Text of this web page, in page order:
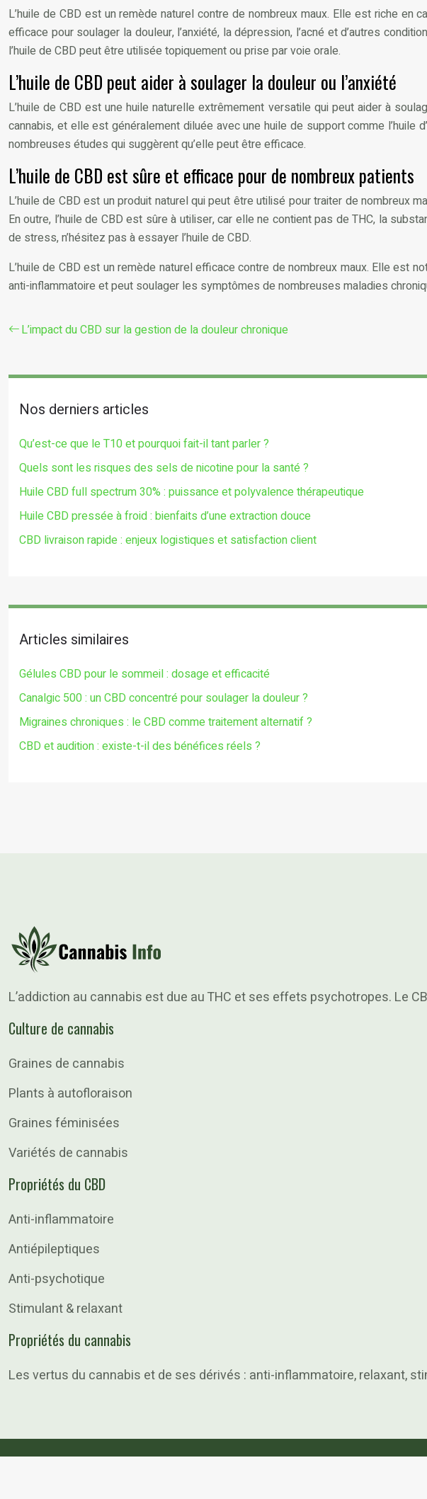
L’huile de CBD est un remède naturel contre de nombreux maux. Elle est riche
efficace pour soulager la douleur, l’anxiété, la dépression, l’acné et d’autres
l’huile de CBD peut être utilisée topiquement ou prise par voie orale.
L’huile de CBD peut aider à soulager la douleur ou l’anxiété
L’huile de CBD est une huile naturelle extrêmement versatile qui peut aider à
cannabis, et elle est généralement diluée avec une huile de support comme
nombreuses études qui suggèrent qu’elle peut être efficace.
L’huile de CBD est sûre et efficace pour de nombreux patients
L’huile de CBD est un produit naturel qui peut être utilisé pour traiter de nombreux
En outre, l’huile de CBD est sûre à utiliser, car elle ne contient pas de THC, la
de stress, n’hésitez pas à essayer l’huile de CBD.
L’huile de CBD est un remède naturel efficace contre de nombreux maux. Elle est
anti-inflammatoire et peut soulager les symptômes de nombreuses maladies
L’impact du CBD sur la gestion de la douleur chronique
Nos derniers articles
Qu’est-ce que le T10 et pourquoi fait-il tant parler ?
Quels sont les risques des sels de nicotine pour la santé ?
Huile CBD full spectrum 30% : puissance et polyvalence thérapeutique
Huile CBD pressée à froid : bienfaits d’une extraction douce
CBD livraison rapide : enjeux logistiques et satisfaction client
Articles similaires
Gélules CBD pour le sommeil : dosage et efficacité
Canalgic 500 : un CBD concentré pour soulager la douleur ?
Migraines chroniques : le CBD comme traitement alternatif ?
CBD et audition : existe-t-il des bénéfices réels ?
L’addiction au cannabis est due au THC et ses effets psychotropes. Le
Culture de cannabis
Graines de cannabis
Plants à autofloraison
Graines féminisées
Variétés de cannabis
Propriétés du CBD
Anti-inflammatoire
Antiépileptiques
Anti-psychotique
Stimulant & relaxant
Propriétés du cannabis
Les vertus du cannabis et de ses dérivés : anti-inflammatoire, relaxant,